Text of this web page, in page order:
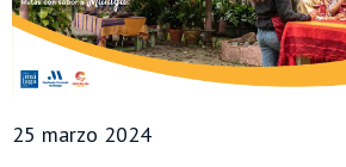
25 marzo 2024